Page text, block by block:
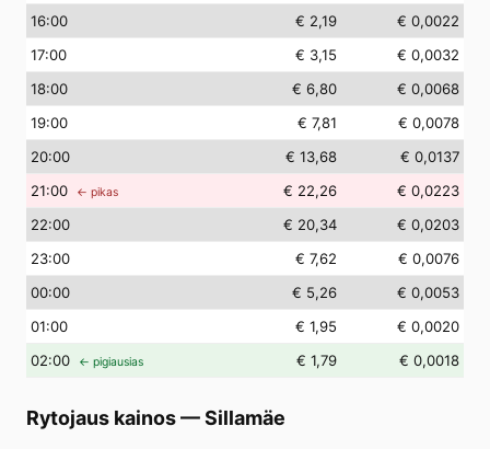
16:00 € 2,19
€ 0,0022
17:00 € 3,15
€ 0,0032
18:00 € 6,80
€ 0,0068
19:00 € 7,81
€ 0,0078
20:00 € 13,68
€ 0,0137
21:00 ← pikas € 22,26
€ 0,0223
22:00 € 20,34
€ 0,0203
23:00 € 7,62
€ 0,0076
00:00 € 5,26
€ 0,0053
01:00 € 1,95
€ 0,0020
02:00 ← pigiausias € 1,79 € 0,0018
Rytojaus kainos—Sillamäe